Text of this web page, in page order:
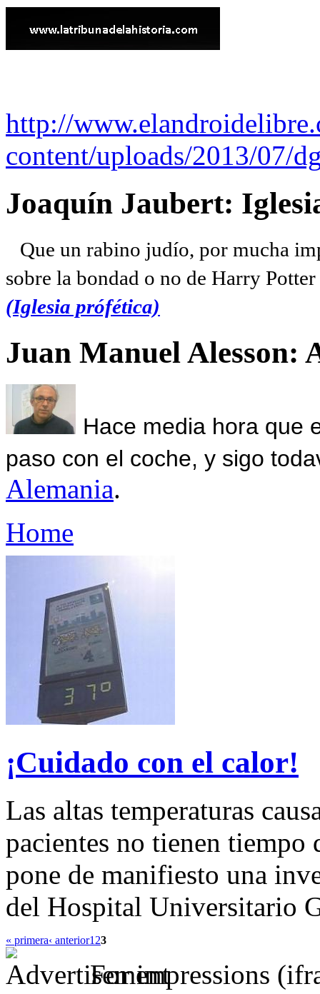
http://
content/uploads/2013/07/
Joaquín Jaubert:
Que un rabino judío, por mucha
sobre la bondad o no de Harry
(Iglesia prófética)
Juan Manuel Alesson:
Hace media hora que
paso con el coche, y sigo
Alemania.
Home
¡Cuidado con el calor!
Las altas temperaturas
pacientes no tienen tiempo
pone de manifiesto una
del Hospital Universitario
« primera‹ anterior1 23
For impressions